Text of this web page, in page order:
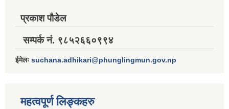
प्रकाश पौडेल
सम्पर्क नं. ९८५२६६०९९४
ईमेलः suchana.adhikari@phunglingmun.gov.np
महत्वपूर्ण लिङ्कहरु